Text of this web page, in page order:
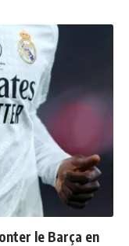
le Barça en